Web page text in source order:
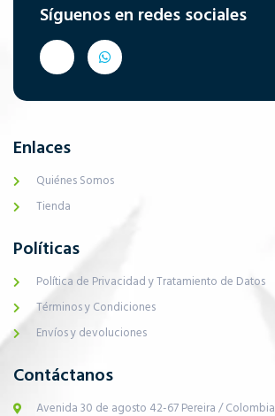
Síguenos en redes sociales
Enlaces
Quiénes Somos
Tienda
Políticas
Política de Privacidad y Tratamiento de Datos
Términos y Condiciones
Envíos y devoluciones
Contáctanos
Avenida 30 de agosto 42-67 Pereira / Colombia